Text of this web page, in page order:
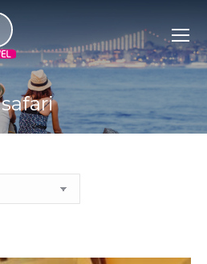
safari
You are here: